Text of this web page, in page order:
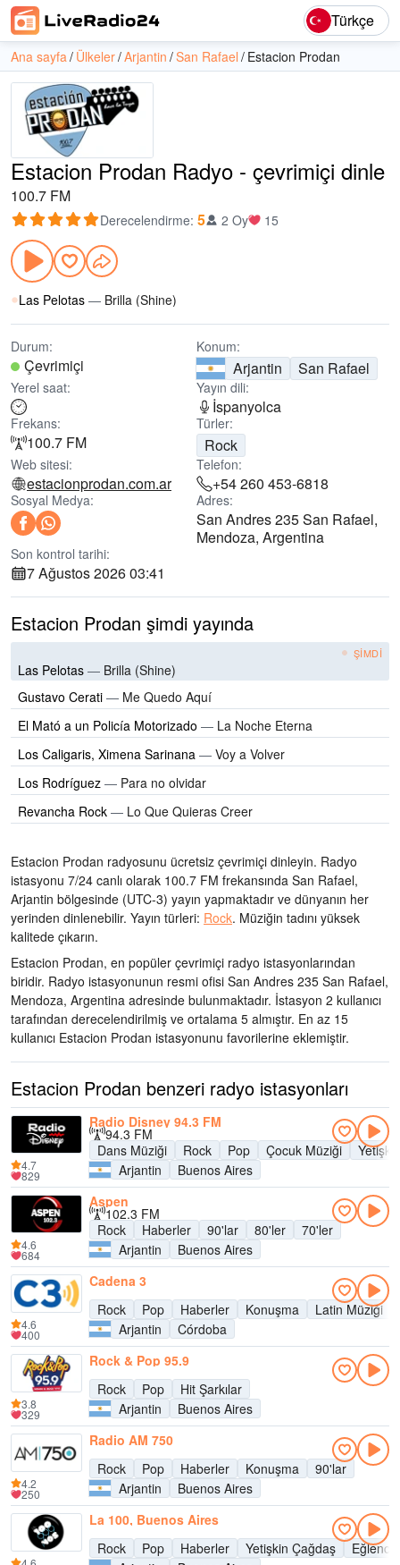
Türkçe
Ana sayfa Ülkeler Arjantin San Rafael Estacion Prodan
Estacion Prodan Radyo - çevrimiçi dinle
100.7 FM
Derecelendirme: 5 2 Oy 15
Las Pelotas — Brilla (Shine)
Durum:
Çevrimiçi
Konum:
Arjantin San Rafael
Yerel saat: Yayın dili:
İspanyolca
Frekans:
100.7 FM
Türler:
Rock
Web sitesi:
estacionprodan.com.ar
Telefon:
+54 260 453-6818
Sosyal Medya: Adres:
San Andres 235 San Rafael,
Mendoza, Argentina
Son kontrol tarihi:
7 Ağustos 2026 03:41
Estacion Prodan şimdi yayında
ŞIMDI
Las Pelotas — Brilla (Shine)
Gustavo Cerati — Me Quedo Aquí
El Mató a un Policía Motorizado — La Noche Eterna
Los Caligaris, Ximena Sarinana — Voy a Volver
Los Rodríguez — Para no olvidar
Revancha Rock — Lo Que Quieras Creer
Estacion Prodan radyosunu ücretsiz çevrimiçi dinleyin. Radyo
istasyonu 7/24 canlı olarak 100.7 FM frekansında San Rafael,
Arjantin bölgesinde (UTC-3) yayın yapmaktadır ve dünyanın her
yerinden dinlenebilir. Yayın türleri: Rock. Müziğin tadını yüksek
kalitede çıkarın.
Estacion Prodan, en popüler çevrimiçi radyo istasyonlarından
biridir. Radyo istasyonunun resmi ofisi San Andres 235 San Rafael,
Mendoza, Argentina adresinde bulunmaktadır. İstasyon 2 kullanıcı
tarafından derecelendirilmiş ve ortalama 5 almıştır. En az 15
kullanıcı Estacion Prodan istasyonunu favorilerine eklemiştir.
Estacion Prodan benzeri radyo istasyonları
Radio Disney 94.3 FM
94.3 FM
Dans Müziği
Rock Pop Çocuk Müziği
Arjantin
Buenos Aires
4.7
829
Aspen
102.3 FM
Rock
Haberler 90'lar 80'ler
70'ler
Arjantin
Buenos Aires
4.6
684
Cadena 3
Rock
Pop Haberler Konuşma Latin Müziği
Arjantin
Córdoba
4.6
400
Rock & Pop 95.9
Rock
Pop
Hit Şarkılar
Arjantin
Buenos Aires
3.8
329
Radio AM 750
Rock
Pop Haberler Konuşma
90'lar
Arjantin
Buenos Aires
4.2
250
La 100, Buenos Aires
Rock
Pop Haberler Yetişkin Çağdaş
Eğlence